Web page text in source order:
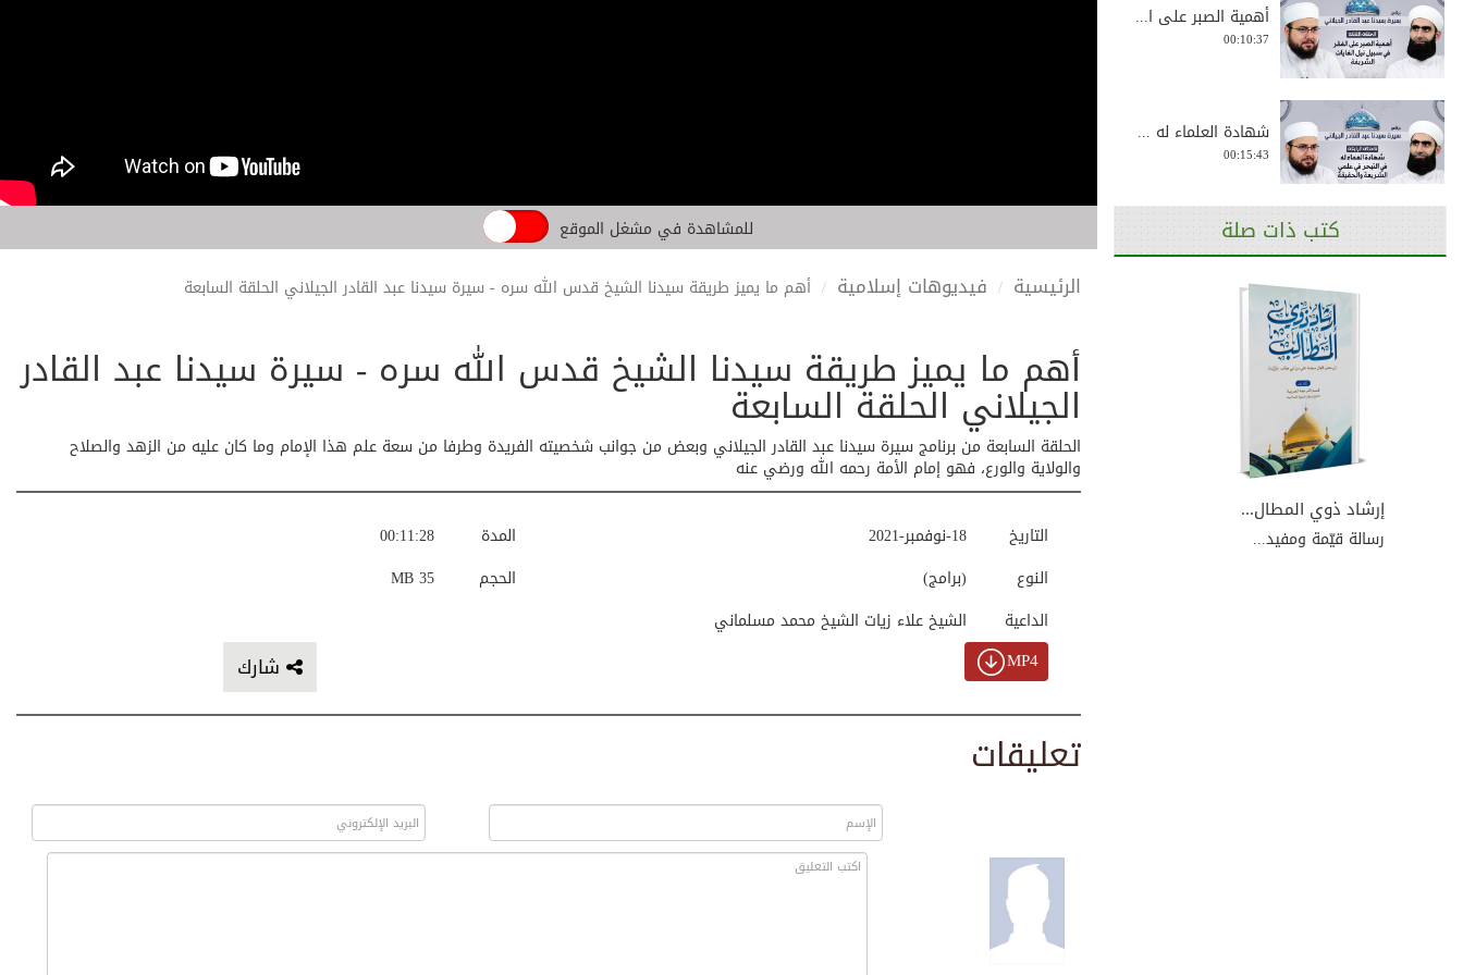
للمشاهدة في مشغل الموقع
الرئيسية فيديوهات إسلامية أهم ما يميز طريقة سيدنا الشيخ قدس الله سره - سيرة سيدنا عبد القادر الجيلاني الحلقة السابعة
أهم ما يميز طريقة سيدنا الشيخ قدس الله سره - سيرة سيدنا عبد القادر
الجيلاني الحلقة السابعة
الحلقة السابعة من برنامج سيرة سيدنا عبد القادر الجيلاني وبعض من جوانب شخصيته الفريدة وطرفا من سعة علم هذا الإمام وما كان عليه من الزهد والصلاح
والولاية والورع، فهو إمام الأمة رحمه الله ورضي عنه
00:11:28
المدة
35 MB
الحجم
18-نوفمبر-2021
التاريخ
(برامج)
النوع
الشيخ علاء زيات الشيخ محمد مسلماني
الداعية
شارك MP4
تعليقات
أهمية الصبر على ا...
00:10:37
شهادة العلماء له ...
00:15:43
بداية طلبه للعلم ...
نشأة الشيخ عبد ال...
كتب ذات صلة
إرشاد ذوي المطال...
رسالة قيّمة ومفيد...